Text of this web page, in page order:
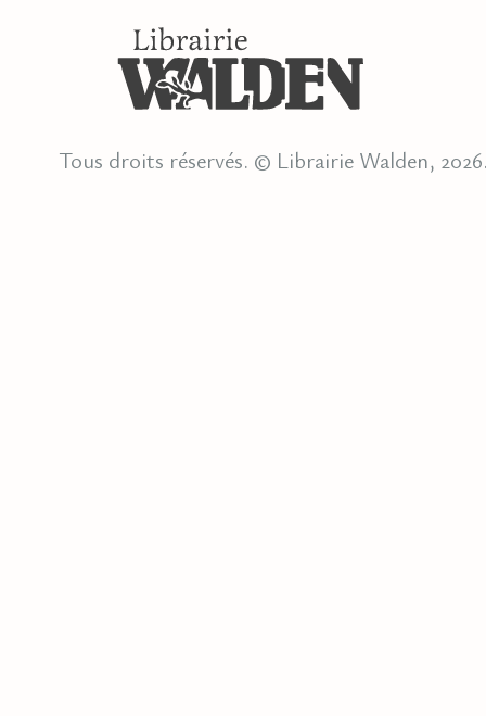
Tous droits réservés. © Librairie Walden,